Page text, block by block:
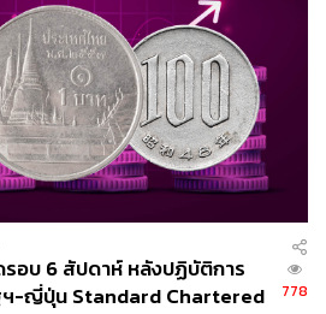
อ-ขาย เน้นไปที่หุ้นกลุ่มยักษ์ที่มี
ก็ช่วยให้หุ้น AI วิ่งกันระเบิด
ที่อยู่ในช่วงต่ำต่อเนื่องมานานน่าจะ
ห้การเก็งกำไรในหุ้น AI เพิ่มขึ้น
รใช้มาร์จินหรือการกู้เงินลงทุนก็
าวะปกติ
AI หลังจากนี้จะขึ้นต่อ หรือหยุด
ค่ไหน?
รอบ 6 สัปดาห์ หลังปฏิบัติการ
ฯ-ญี่ปุ่น Standard Chartered
778